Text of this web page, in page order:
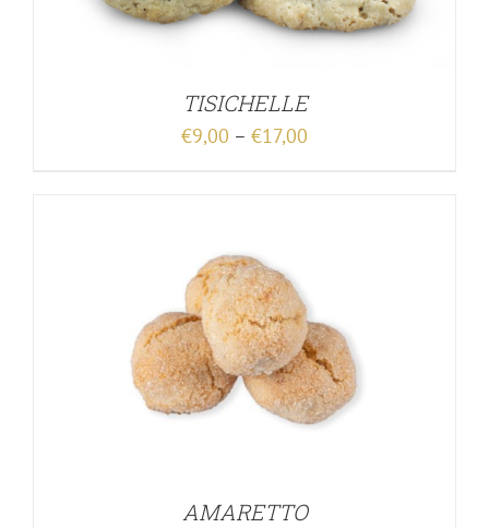
TISICHELLE
€9,00 – €17,00
AMARETTO